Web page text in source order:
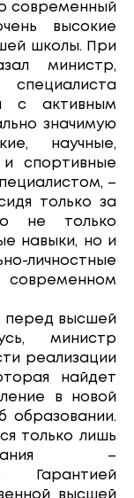
современный
высокие
школы. При
министр,
специалиста
с активным
значимую
научные,
и спортивные
–
только за
не только
навыки, но и
современном
перед высшей
министр
реализации
найдет
в новой
образовании.
только лишь
–
Гарантией
высшей